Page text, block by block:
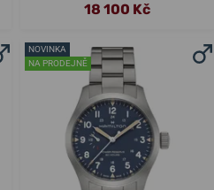
18 100 Kč
NOVINKA
NA PRODEJNĚ